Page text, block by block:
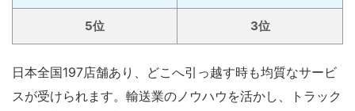
5位 3位
日本全国197店舗あり、どこへ引っ越す時も均質なサービ
スが受けられます。輸送業のノウハウを活かし、トラック